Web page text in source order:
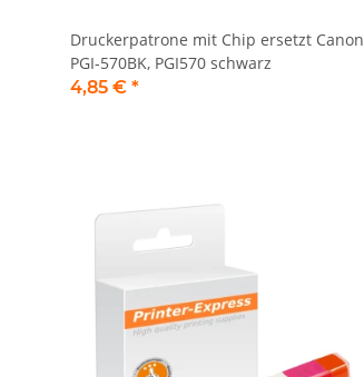
Druckerpatrone mit Chip ersetzt Canon
PGI-570BK, PGI570 schwarz
4,85 € *